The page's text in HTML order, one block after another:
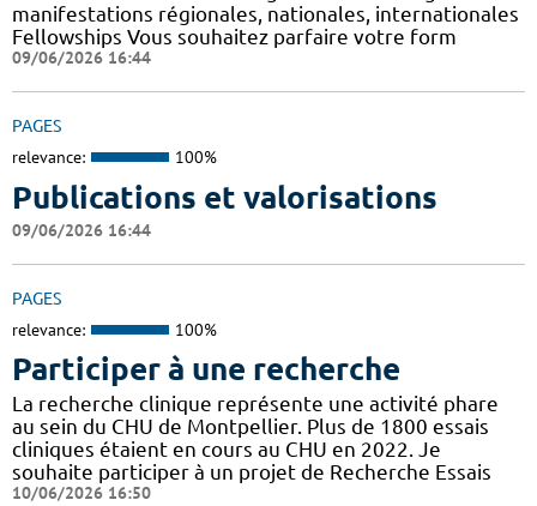
manifestations régionales, nationales, internationales
Fellowships Vous souhaitez parfaire votre form
09/06/2026 16:44
PAGES
relevance: 100%
Publications et valorisations
09/06/2026 16:44
PAGES
relevance: 100%
Participer à une recherche
La recherche clinique représente une activité phare
au sein du CHU de Montpellier. Plus de 1800 essais
cliniques étaient en cours au CHU en 2022. Je
souhaite participer à un projet de Recherche Essais
10/06/2026 16:50